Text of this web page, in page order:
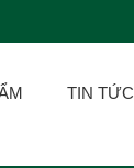
TIN TỨC